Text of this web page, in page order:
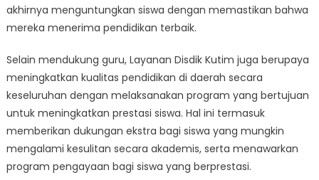
akhirnya menguntungkan siswa dengan memastikan bahwa
mereka menerima pendidikan terbaik.
Selain mendukung guru, Layanan Disdik Kutim juga berupaya
meningkatkan kualitas pendidikan di daerah secara
keseluruhan dengan melaksanakan program yang bertujuan
untuk meningkatkan prestasi siswa. Hal ini termasuk
memberikan dukungan ekstra bagi siswa yang mungkin
mengalami kesulitan secara akademis, serta menawarkan
program pengayaan bagi siswa yang berprestasi.